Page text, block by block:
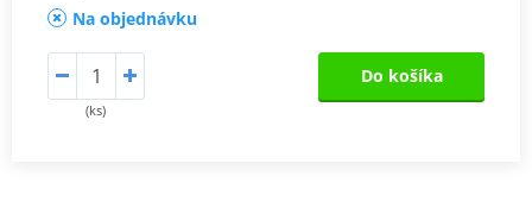
Na objednávku
(ks)
Do košíka